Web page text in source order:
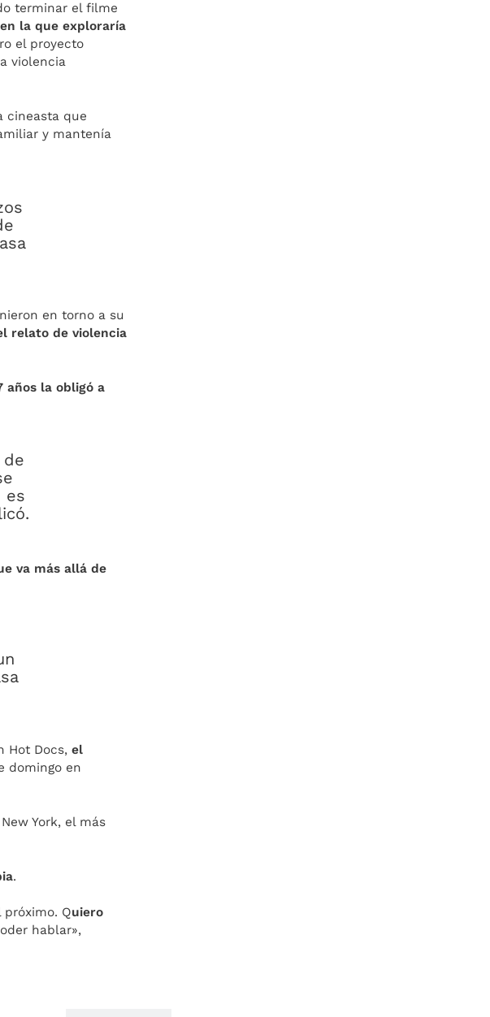
terminar el filme
en la que exploraría
el proyecto
violencia
cineasta que
y mantenía
en torno a su
relato de violencia
años la obligó a
es
va más allá de
Hot Docs,el
domingo en
York, el más
.
Quiero
hablar»,